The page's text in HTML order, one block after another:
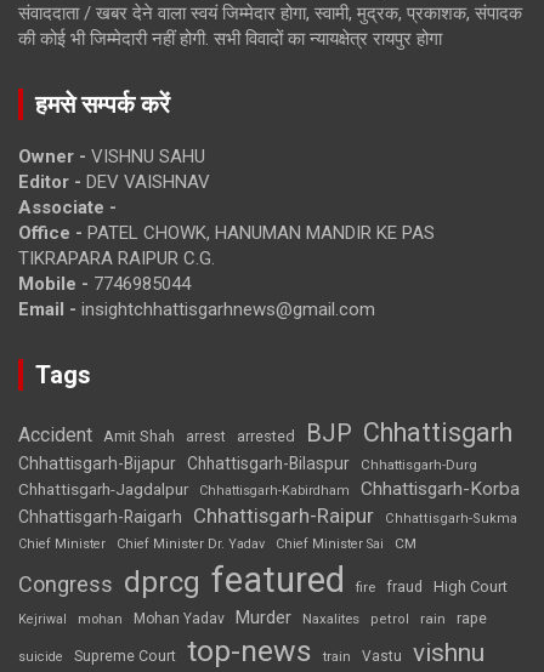
संवाददाता / खबर देने वाला स्वयं जिम्मेदार होगा, स्वामी, मुद्रक, प्रकाशक, संपादक
की कोई भी जिम्मेदारी नहीं होगी. सभी विवादों का न्यायक्षेत्र रायपुर होगा
हमसे सम्पर्क करें
Owner - VISHNU SAHU
Editor - DEV VAISHNAV
Associate -
Office - PATEL CHOWK, HANUMAN MANDIR KE PAS
TIKRAPARA RAIPUR C.G.
Mobile - 7746985044
Email - insightchhattisgarhnews@gmail.com
Tags
Accident Amit Shah arrest arrested BJP Chhattisgarh
Chhattisgarh-Bijapur Chhattisgarh-Bilaspur Chhattisgarh-Durg
Chhattisgarh-Jagdalpur Chhattisgarh-Kabirdham Chhattisgarh-Korba
Chhattisgarh-Raigarh Chhattisgarh-Raipur
Chhattisgarh-Sukma
Chief Minister
Chief Minister Dr. Yadav Chief Minister Sai CM
Congress dprcg featured fire fraud High Court
Kejriwal mohan Mohan Yadav Murder Naxalites petrol rain rape
suicide Supreme Court top-news train Vastu vishnu